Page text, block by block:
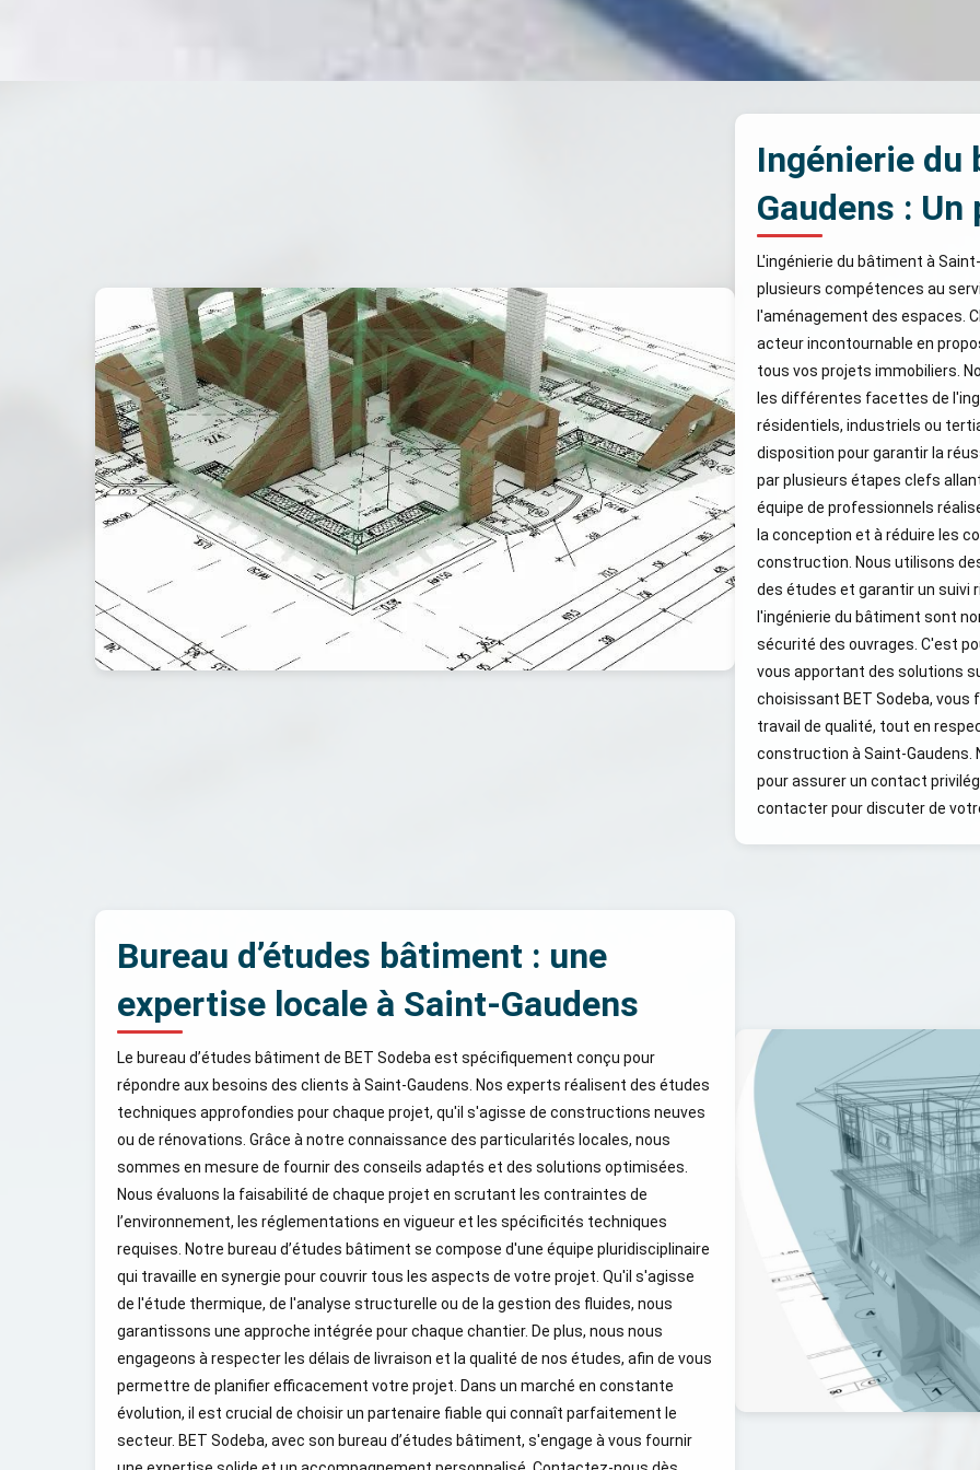
Ingénierie du
Gaudens :
L'ingénierie du bâtiment à
plusieurs compétences au
l'aménagement des espaces.
acteur incontournable en
tous vos projets immobiliers.
les différentes facettes de
résidentiels, industriels ou
disposition pour garantir la
par plusieurs étapes clefs
équipe de professionnels
la conception et à réduire les
construction. Nous utilisons
des études et garantir un suivi
l'ingénierie du bâtiment sont
sécurité des ouvrages. C'est
vous apportant des solutions
choisissant BET Sodeba, vous
travail de qualité, tout en
construction à Saint-Gaudens.
pour assurer un contact
contacter pour discuter de
Bureau d’études bâtiment : une
expertise locale à Saint-Gaudens
Le bureau d’études bâtiment de BET Sodeba est spécifiquement conçu pour
répondre aux besoins des clients à Saint-Gaudens. Nos experts réalisent des études
techniques approfondies pour chaque projet, qu'il s'agisse de constructions neuves
ou de rénovations. Grâce à notre connaissance des particularités locales, nous
sommes en mesure de fournir des conseils adaptés et des solutions optimisées.
Nous évaluons la faisabilité de chaque projet en scrutant les contraintes de
l’environnement, les réglementations en vigueur et les spécificités techniques
requises. Notre bureau d’études bâtiment se compose d'une équipe pluridisciplinaire
qui travaille en synergie pour couvrir tous les aspects de votre projet. Qu'il s'agisse
de l'étude thermique, de l'analyse structurelle ou de la gestion des fluides, nous
garantissons une approche intégrée pour chaque chantier. De plus, nous nous
engageons à respecter les délais de livraison et la qualité de nos études, afin de vous
permettre de planifier efficacement votre projet. Dans un marché en constante
évolution, il est crucial de choisir un partenaire fiable qui connaît parfaitement le
secteur. BET Sodeba, avec son bureau d’études bâtiment, s'engage à vous fournir